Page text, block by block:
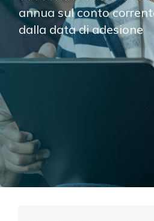
annua sul conto
dalla data di adesione